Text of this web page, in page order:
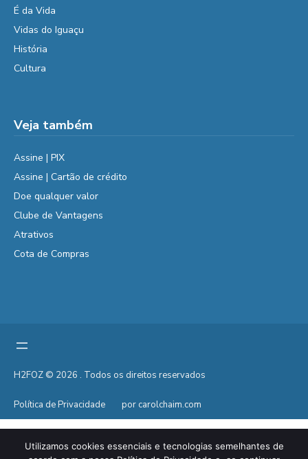
É da Vida
Vidas do Iguaçu
História
Cultura
Veja também
Assine | PIX
Assine | Cartão de crédito
Doe qualquer valor
Clube de Vantagens
Atrativos
Cota de Compras
H2FOZ © 2026 . Todos os direitos reservados
Política de Privacidade por carolchaim.com
Utilizamos cookies essenciais e tecnologias semelhantes de